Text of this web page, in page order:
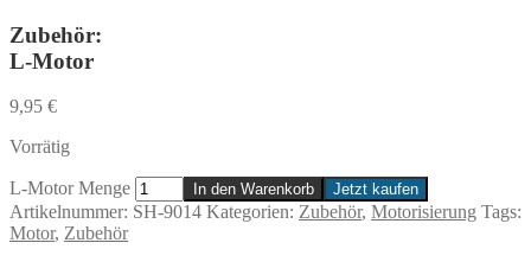
Zubehör:
L-Motor
9,95 €
Vorrätig
L-Motor Menge In den Warenkorb Jetzt kaufen
Artikelnummer: SH-9014 Kategorien: Zubehör, Motorisierung Tags:
Motor, Zubehör